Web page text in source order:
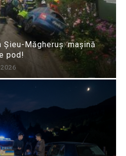
Măgheruș: mașină
pod!